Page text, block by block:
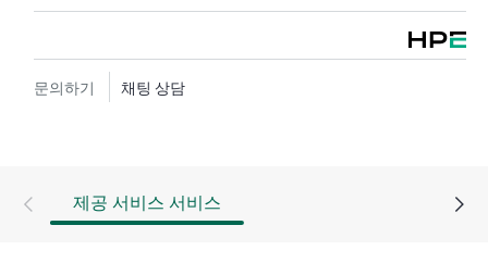
문의하기 채팅 상담
제공 서비스 서비스